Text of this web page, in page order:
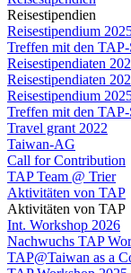
Reisestipendien
Reisestipendium
Treffen mit den
Reisestipendiaten
Reisestipendiaten
Reisestipendium
Treffen mit den
Travel grant 2022
Taiwan-AG
Call for Contribution
TAP Team @ Trier
Aktivitäten von TAP
Aktivitäten von TAP
Int. Workshop 2026
Nachwuchs TAP
TAP@Taiwan as a